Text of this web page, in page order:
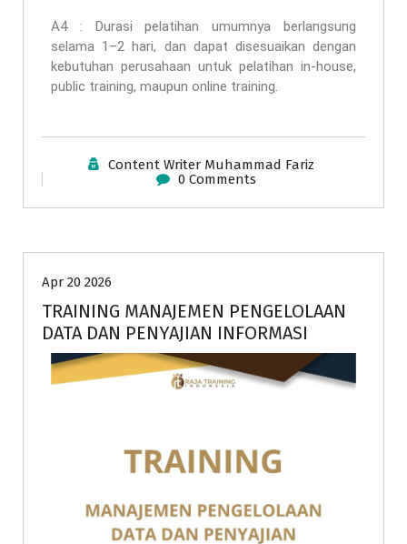
A4 : Durasi pelatihan umumnya berlangsung
selama 1–2 hari, dan dapat disesuaikan dengan
kebutuhan perusahaan untuk pelatihan in-house,
public training, maupun online training.
Content Writer Muhammad Fariz
0 Comments
Apr 20 2026
TRAINING MANAJEMEN PENGELOLAAN
DATA DAN PENYAJIAN INFORMASI